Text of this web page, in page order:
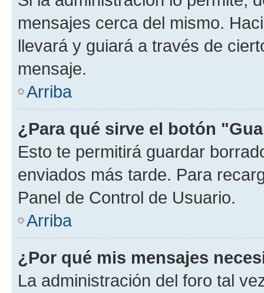
mensajes cerca del mismo.
llevará y guiará a través de
mensaje.
Arriba
¿Para qué sirve el botón
Esto te permitirá guardar
enviados más tarde. Para
Panel de Control de Usuario.
Arriba
¿Por qué mis mensajes
La administración del foro tal